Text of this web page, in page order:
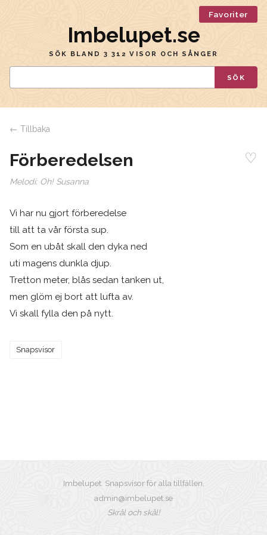
Favoriter
Imbelupet.se
SÖK BLAND 3 312 VISOR OCH SÅNGER
SÖK
← Tillbaka
Förberedelsen ♡
Melodi: Oh! Susanna
Vi har nu gjort förberedelse
till att ta vår första sup.
Som en ubåt skall den dyka ned
uti magens dunkla djup.
Tretton meter, blås sedan tanken ut,
men glöm ej bort att lufta av.
Vi skall fylla den på nytt.
Snapsvisor
Imbelupet. Snapsvisor för alla tillfällen.
admin@imbelupet.se
Skrål och skål!